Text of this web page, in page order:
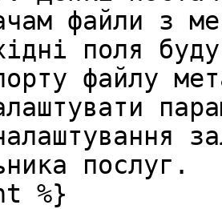
файли з
поля
файлу
послуг.
%}